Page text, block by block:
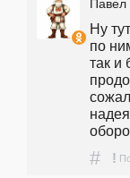
Павел
Ну
по
так и
# !